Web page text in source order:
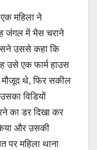
एक महिला ने
जंगल में भैस चराने
उससे कहा कि
उसे एक फार्म हाउस
मौजूद थे, फिर सकील
विडियों
का डर दिखा कर
और उसकी
पर महिला थाना